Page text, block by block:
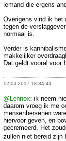
iemand die ergens
Overigens vind ik het
tegen de
normaal is.
Verder is
makkelijker
Dat geldt vooral voor
12-03-2017 18:34:43
@Lennox: ik neem
daarom vroeg ik me
mensenhersenen
hiervoor geven, en
gecremeerd. Het
zullen niet bereid zijn